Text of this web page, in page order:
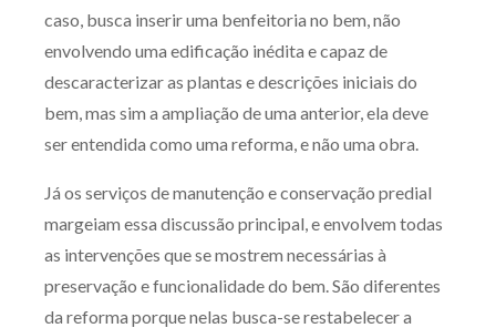
caso, busca inserir uma benfeitoria no bem, não
envolvendo uma edificação inédita e capaz de
descaracterizar as plantas e descrições iniciais do
bem, mas sim a ampliação de uma anterior, ela deve
ser entendida como uma reforma, e não uma obra.
Já os serviços de manutenção e conservação predial
margeiam essa discussão principal, e envolvem todas
as intervenções que se mostrem necessárias à
preservação e funcionalidade do bem. São diferentes
da reforma porque nelas busca-se restabelecer a